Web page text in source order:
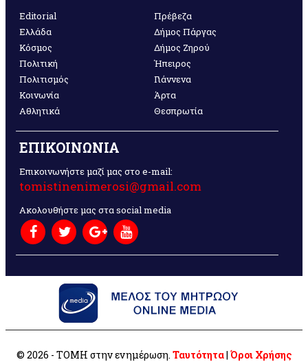
Editorial
Ελλάδα
Κόσμος
Πολιτική
Πολιτισμός
Κοινωνία
Αθλητικά
Πρέβεζα
Δήμος Πάργας
Δήμος Ζηρού
Ήπειρος
Γιάννενα
Άρτα
Θεσπρωτία
ΕΠΙΚΟΙΝΩΝΙΑ
Επικοινωνήστε μαζί μας στο e-mail:
tomistinenimerosi@gmail.com
Ακολουθήστε μας στα social media
© 2026 - ΤΟΜΗ στην ενημέρωση. Ταυτότητα| Όροι Χρήσης